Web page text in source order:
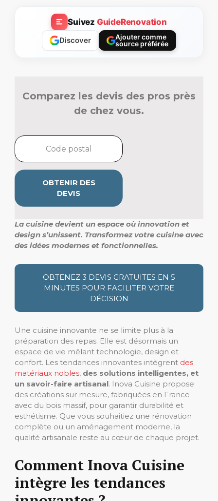
Suivez GuideRenovation
Discover
Ajouter comme
source préférée
Comparez les devis des pros près
de chez vous.
OBTENIR DES
DEVIS
La cuisine devient un espace où innovation et
design s’unissent. Transformez votre cuisine avec
des idées modernes et fonctionnelles.
OBTENEZ 3 DEVIS GRATUITES EN 5
MINUTES POUR FACILITER VOTRE
DÉCISION
Une cuisine innovante ne se limite plus à la
préparation des repas. Elle est désormais un
espace de vie mêlant technologie, design et
confort. Les tendances innovantes intègrent des
matériaux nobles, des solutions intelligentes, et
un savoir-faire artisanal. Inova Cuisine propose
des créations sur mesure, fabriquées en France
avec du bois massif, pour garantir durabilité et
esthétisme. Que vous souhaitiez une rénovation
complète ou un aménagement moderne, la
qualité artisanale reste au cœur de chaque projet.
Comment Inova Cuisine
intègre les tendances